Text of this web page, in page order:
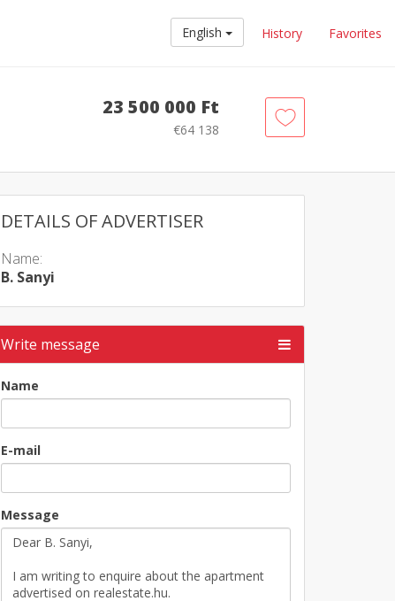
English History Favorites
23 500 000 Ft
€64 138
DETAILS OF ADVERTISER
Name:
B. Sanyi
Write message
Name
E-mail
Message